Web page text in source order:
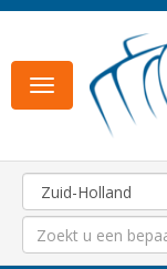
Toggle
navigation